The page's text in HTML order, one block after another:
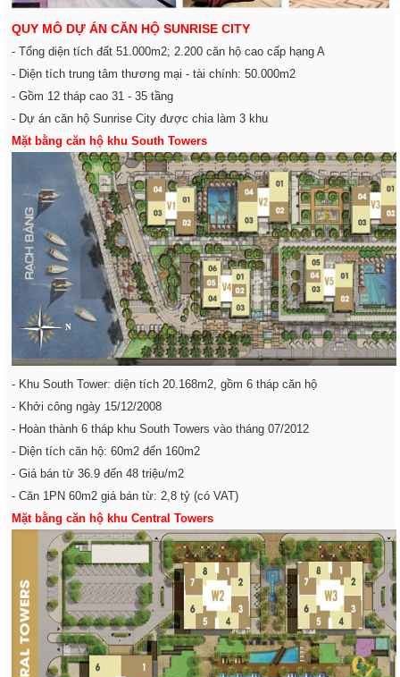
QUY MÔ DỰ ÁN CĂN HỘ SUNRISE CITY
- Tổng diện tích đất 51.000m2; 2.200 căn hộ cao cấp hạng A
- Diện tích trung tâm thương mại - tài chính: 50.000m2
- Gồm 12 tháp cao 31 - 35 tầng
- Dự án căn hộ Sunrise City được chia làm 3 khu
Mặt bằng căn hộ khu South Towers
- Khu South Tower: diện tích 20.168m2, gồm 6 tháp căn hộ
- Khởi công ngày 15/12/2008
- Hoàn thành 6 tháp khu South Towers vào tháng 07/2012
- Diện tích căn hộ: 60m2 đến 160m2
- Giá bán từ 36.9 đến 48 triệu/m2
- Căn 1PN 60m2 giá bán từ: 2,8 tỷ (có VAT)
Mặt bằng căn hộ khu Central Towers